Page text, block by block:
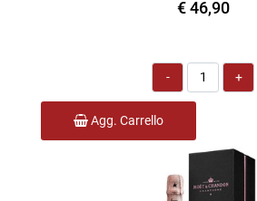
€ 46,90
Quantità
Agg. Carrello